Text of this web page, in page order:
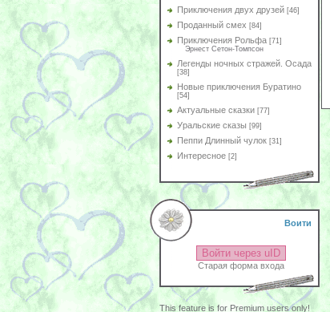
Приключения двух друзей [46]
Проданный смех [84]
Приключения Рольфа [71]
Эрнест Сетон-Томпсон
Легенды ночных стражей. Осада
[38]
Новые приключения Буратино
[54]
Актуальные сказки [77]
Уральские сказы [99]
Пеппи Длинный чулок [31]
Интересное [2]
Воити
Войти через uID
Старая форма входа
This feature is for Premium users only!